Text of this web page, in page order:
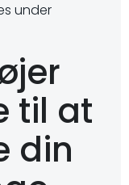
under
til at
din